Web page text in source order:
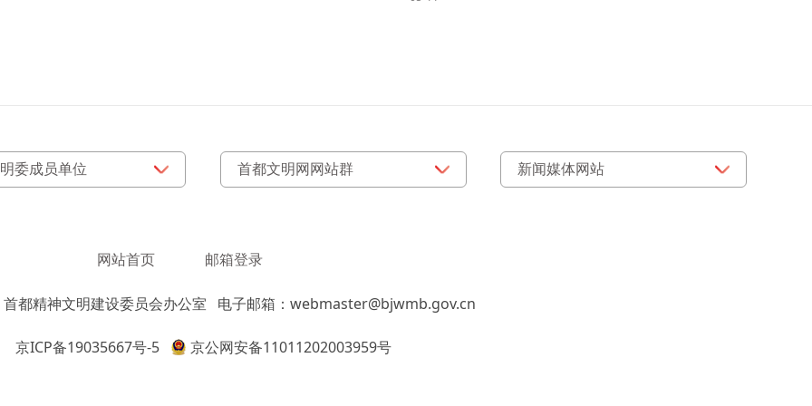
网站首页 邮箱登录
都精神文明建设委员会办公室 电子邮箱：webmaster@bjwmb.gov.cn
京ICP备19035667号-5 京公网安备11011202003959号